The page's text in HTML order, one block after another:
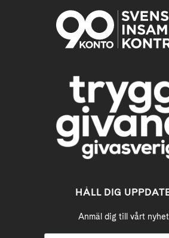
HÅLL DIG
Anmäl dig till vårt